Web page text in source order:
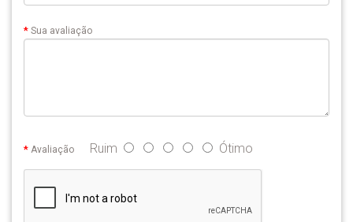
Sua avaliação
Avaliação Ruim Ótimo